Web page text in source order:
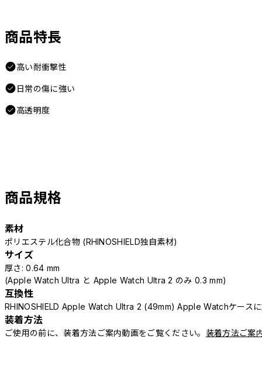
商品特長
高い耐衝撃性
日常の傷に強い
高透明度
商品規格
素材
ポリエステル化合物 (RHINOSHIELD独自素材)
サイズ
厚さ: 0.64 mm
(Apple Watch Ultra と Apple Watch Ultra 2 のみ 0.3 mm)
互換性
RHINOSHIELD Apple Watch Ultra 2 (49mm) Apple Watchケース
装着方法
ご使用の前に、装着方法ご案内動画をご覧ください。 装着方法ご案